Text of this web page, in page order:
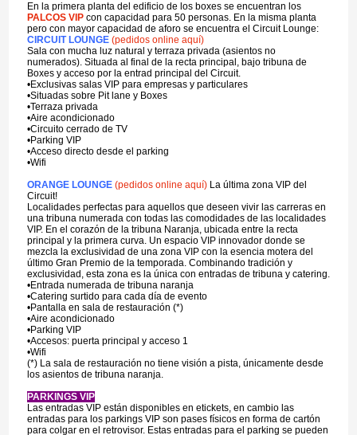
En la primera planta del edificio de los boxes se encuentran los
PALCOS VIPcon capacidad para 50 personas. En la misma planta
pero con mayor capacidad de aforo se encuentra el Circuit Lounge:
CIRCUIT LOUNGE (pedidos online aquí)
Sala con mucha luz natural y terraza privada (asientos no
numerados). Situada al final de la recta principal, bajo tribuna de
Boxes y acceso por la entrad principal del Circuit.
•Exclusivas salas VIP para empresas y particulares
•Situadas sobre Pit lane y Boxes
•Terraza privada
•Aire acondicionado
•Circuito cerrado de TV
•Parking VIP
•Acceso directo desde el parking
•Wifi
ORANGE LOUNGE (pedidos online aquí)La última zona VIP del
Circuit!
Localidades perfectas para aquellos que deseen vivir las carreras en
una tribuna numerada con todas las comodidades de las localidades
VIP. En el corazón de la tribuna Naranja, ubicada entre la recta
principal y la primera curva. Un espacio VIP innovador donde se
mezcla la exclusividad de una zona VIP con la esencia motera del
último Gran Premio de la temporada. Combinando tradición y
exclusividad, esta zona es la única con entradas de tribuna y catering.
•Entrada numerada de tribuna naranja
•Catering surtido para cada día de evento
•Pantalla en sala de restauración (*)
•Aire acondicionado
•Parking VIP
•Accesos: puerta principal y acceso 1
•Wifi
(*) La sala de restauración no tiene visión a pista, únicamente desde
los asientos de tribuna naranja.
PARKINGS VIP
Las entradas VIP están disponibles en etickets, en cambio las
entradas para los parkings VIP son pases físicos en forma de cartón
para colgar en el retrovisor. Estas entradas para el parking se pueden